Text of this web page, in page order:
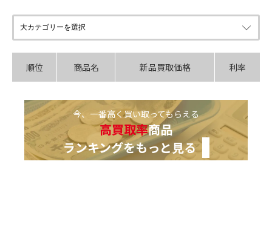
順位 商品名 新品買取価格 利率
今、一番高く買い取ってもらえる
高買取率商品
ランキングをもっと見る